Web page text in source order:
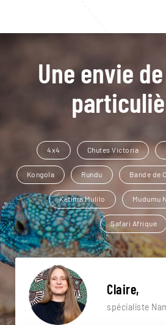
Une envie
4x4 Chutes Victoria
Kongola Rundu Bande de
Katima Mulilo Mudumu
Safari Afrique
Claire,
spécialiste